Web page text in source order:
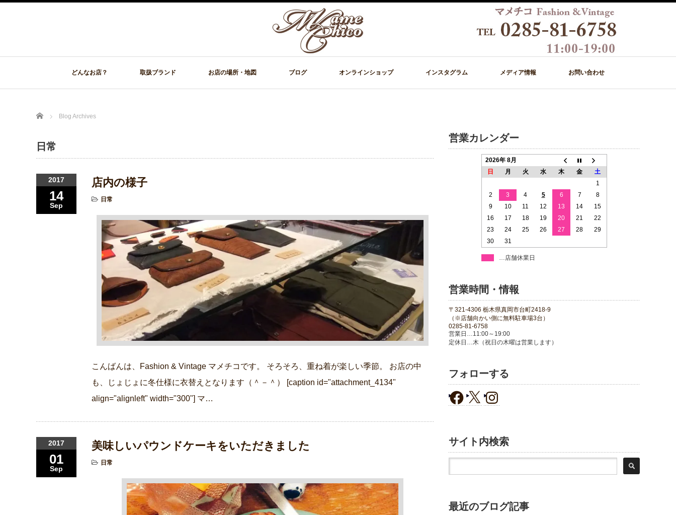
どんなお店？ 取扱ブランド お店の場所・地図 ブログ オンラインショップ インスタグラム メディア情報 お問い合わせ
Home Blog Archives
日常
2017
14
Sep
店内の様子
日常
こんばんは、Fashion & Vintage マメチコです。 そろそろ、重ね着が楽しい季節。 お店の中
も、じょじょに冬仕様に衣替えとなります（＾－＾） [caption id="attachment_4134"
align="alignleft" width="300"] マ…
2017
01
Sep
美味しいパウンドケーキをいただきました
日常
営業カレンダー
2026年 8月
日
月 火 水 木 金
土
1
2
3 4 5 6 7
8
9
10 11 12 13 14
15
16
17 18 19 20 21
22
23
24 25 26 27 28
29
30
31
…店舗休業日
営業時間・情報
〒321-4306 栃木県真岡市台町2418-9
（※店舗向かい側に無料駐車場3台）
0285-81-6758
営業日…11:00～19:00
定休日…木（祝日の木曜は営業します）
フォローする
サイト内検索
最近のブログ記事